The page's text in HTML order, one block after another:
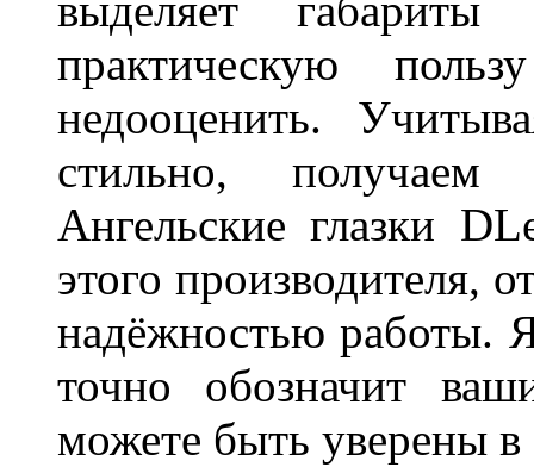
практическую
недооценить.
стильно,
Ангельские глазки
этого производителя,
надёжностью работы.
точно обозначит
можете быть уверены